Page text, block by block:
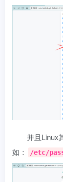
并且Linux
如：
/etc/